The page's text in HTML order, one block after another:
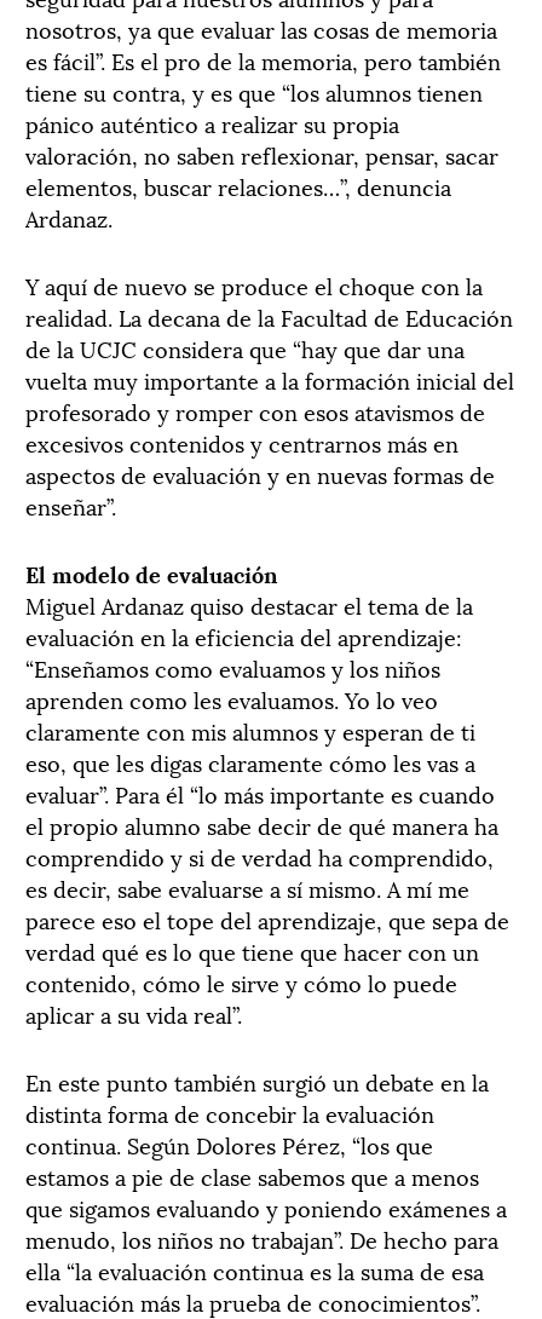
nosotros, ya que evaluar las cosas de memoria
es fácil”. Es el pro de la memoria, pero también
tiene su contra, y es que “los alumnos tienen
pánico auténtico a realizar su propia
valoración, no saben reflexionar, pensar, sacar
elementos, buscar relaciones…”, denuncia
Ardanaz.
Y aquí de nuevo se produce el choque con la
realidad. La decana de la Facultad de Educación
de la UCJC considera que “hay que dar una
vuelta muy importante a la formación inicial del
profesorado y romper con esos atavismos de
excesivos contenidos y centrarnos más en
aspectos de evaluación y en nuevas formas de
enseñar”.
El modelo de evaluación
Miguel Ardanaz quiso destacar el tema de la
evaluación en la eficiencia del aprendizaje:
“Enseñamos como evaluamos y los niños
aprenden como les evaluamos. Yo lo veo
claramente con mis alumnos y esperan de ti
eso, que les digas claramente cómo les vas a
evaluar”. Para él “lo más importante es cuando
el propio alumno sabe decir de qué manera ha
comprendido y si de verdad ha comprendido,
es decir, sabe evaluarse a sí mismo. A mí me
parece eso el tope del aprendizaje, que sepa de
verdad qué es lo que tiene que hacer con un
contenido, cómo le sirve y cómo lo puede
aplicar a su vida real”.
En este punto también surgió un debate en la
distinta forma de concebir la evaluación
continua. Según Dolores Pérez, “los que
estamos a pie de clase sabemos que a menos
que sigamos evaluando y poniendo exámenes a
menudo, los niños no trabajan”. De hecho para
ella “la evaluación continua es la suma de esa
evaluación más la prueba de conocimientos”.